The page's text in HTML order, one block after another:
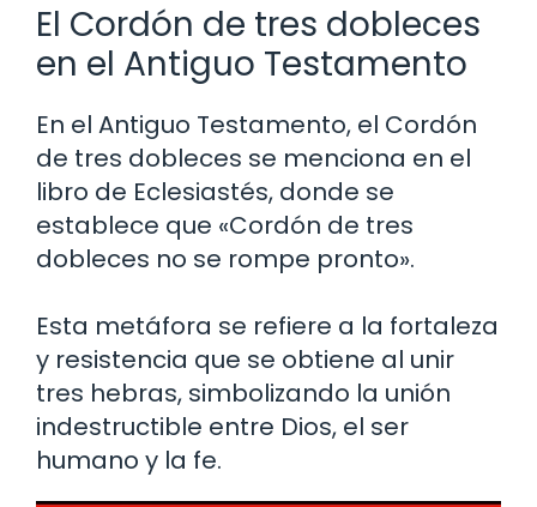
El Cordón de tres dobleces
en el Antiguo Testamento
En el Antiguo Testamento, el Cordón
de tres dobleces se menciona en el
libro de Eclesiastés, donde se
establece que «Cordón de tres
dobleces no se rompe pronto».
Esta metáfora se refiere a la fortaleza
y resistencia que se obtiene al unir
tres hebras, simbolizando la unión
indestructible entre Dios, el ser
humano y la fe.